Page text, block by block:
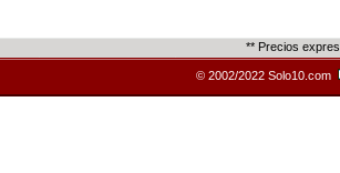
** Precios
© 2002/2022 Solo10.com